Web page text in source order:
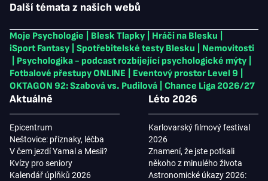
Další témata z našich webů
Moje Psychologie Blesk Tlapky Hráči na Blesku
iSport Fantasy
Spotřebitelské testy Blesku
Nemovitosti
Psychologika - podcast rozbíjející psychologické mýty
Fotbalové přestupy ONLINE
Eventový prostor Level 9
OKTAGON 92: Szabová vs. Pudilová
Chance Liga 2026/27
Aktuálně
Epicentrum
Neštovice: příznaky, léčba
V čem jezdí Yamal a Mesii?
Kvízy pro seniory
Kalendář úplňků 2026
Léto 2026
Karlovarský filmový festival
2026
Znamení, že jste potkali
někoho z minulého života
Astronomické úkazy 2026: